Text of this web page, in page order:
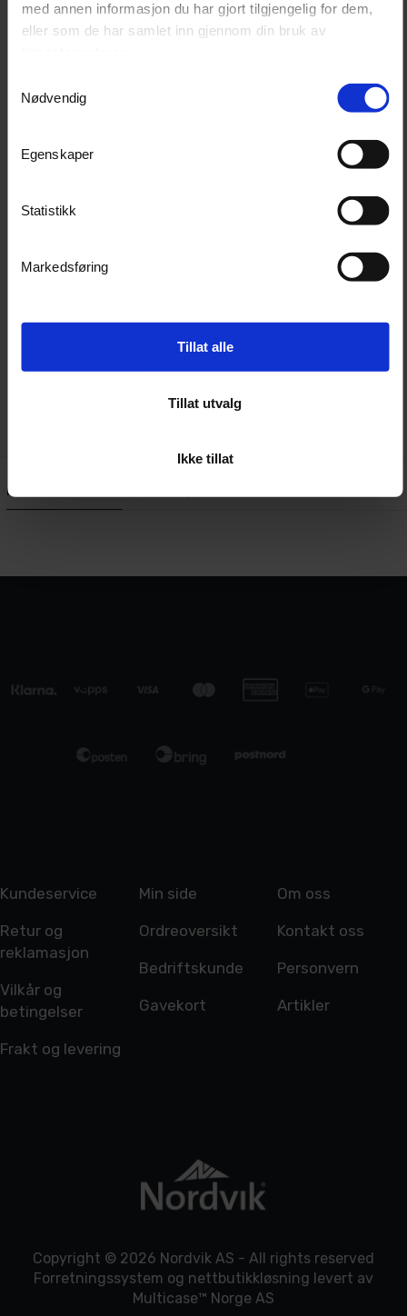
med annen informasjon du har gjort tilgjengelig for dem,
eller som de har samlet inn gjennom din bruk av
Nødvendig
Egenskaper
Statistikk
Markedsføring
Tillat alle
Tillat utvalg
Ikke tillat
Gjør karosseriet rent på en side av gangen og
forhåndsskyll svært skitne overflater med vann.
lett på overflaten med en klut eller svamp.
Skyll med rikelige mengder rent vann. Gjenta
påføringen etter behov. Ikke la produktet tørke på
overflatene.
HMS
Kundeanmeldelser
Kundeservice
Retur og
reklamasjon
Vilkår og
betingelser
Frakt og levering
Min side
Ordreoversikt
Bedriftskunde
Gavekort
Om oss
Kontakt oss
Personvern
Artikler
Copyright © 2026 Nordvik AS - All rights reserved
Forretningssystem og nettbutikkløsning levert av
Multicase™ Norge AS